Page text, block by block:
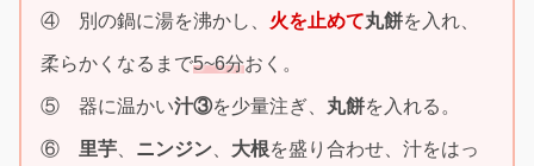
④ 別の鍋に湯を沸かし、 火を止めて丸餅を入れ、
柔らかくなるまで5~6分おく。
⑤ 器に温かい汁③を少量注ぎ、 丸餅を入れる。
⑥ 里芋 ニンジン 大根を盛り合わせ、汁をはっ